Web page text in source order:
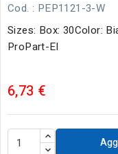
Cod. : PEP1121-3-W
Sizes: Box: 30Color:
ProPart-El
6,73 €